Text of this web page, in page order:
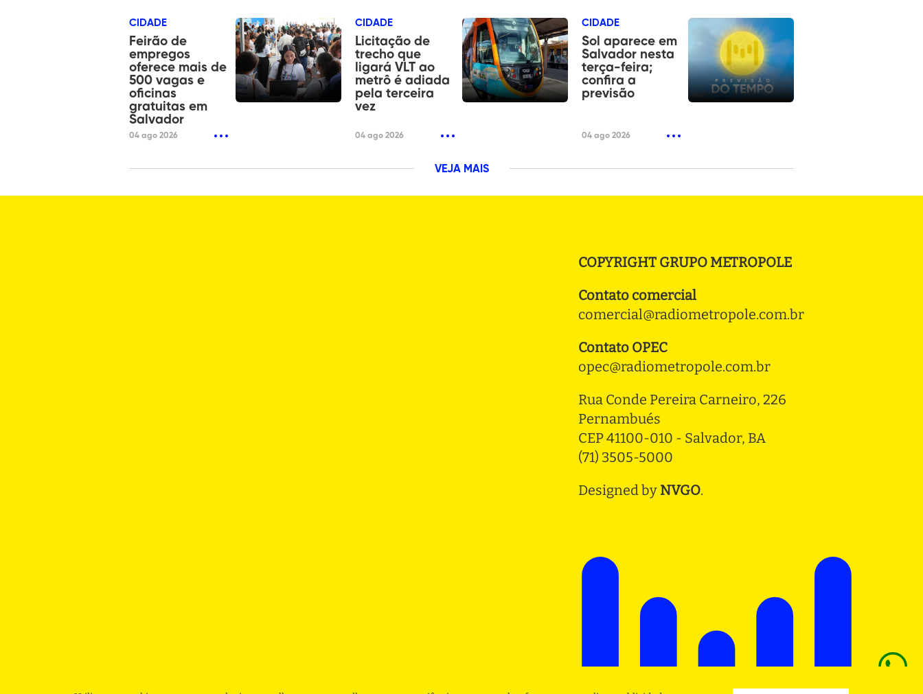
CIDADE
Feirão de
empregos
oferece mais de
500 vagas e
oficinas
gratuitas em
Salvador
04 ago 2026
CIDADE
Licitação de
trecho que
ligará VLT ao
metrô é adiada
pela terceira
vez
04 ago 2026
CIDADE
Sol aparece em
Salvador nesta
terça-feira;
confira a
previsão
04 ago 2026
VEJA MAIS
COPYRIGHT GRUPO METROPOLE
Contato comercial
comercial@radiometropole.com.br
Contato OPEC
opec@radiometropole.com.br
Rua Conde Pereira Carneiro, 226
Pernambués
CEP 41100-010 - Salvador, BA
(71) 3505-5000
Designed by NVGO.